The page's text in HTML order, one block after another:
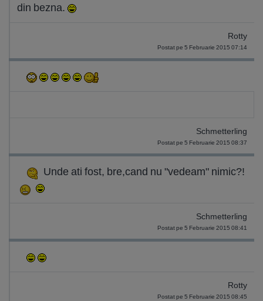
din bezna.
Rotty
Postat pe 5 Februarie 2015 07:14
Schmetterling
Postat pe 5 Februarie 2015 08:37
Unde ati fost, bre,cand nu "vedeam" nimic?!
Schmetterling
Postat pe 5 Februarie 2015 08:41
Rotty
Postat pe 5 Februarie 2015 08:45